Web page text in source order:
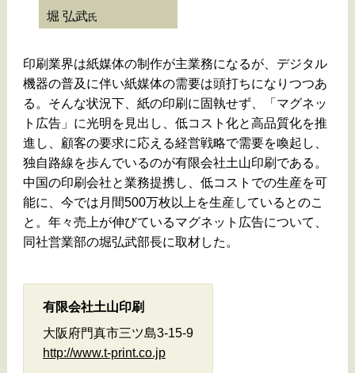
堀 弘武氏
印刷業界は紙媒体の制作が主業務になるが、デジタル
機器の普及に伴い紙媒体の需要は頭打ちになりつつあ
る。そんな状況下、紙の印刷に固執せず、「マグネッ
ト広告」に光明を見出し、低コスト化と高品質化を推
進し、顧客の要求に応える経営戦略で需要を喚起し、
独自路線を歩んでいるのが有限会社土山印刷である。
中国の印刷会社と業務提携し、低コストでの生産を可
能に、今では月間500万枚以上を生産しているとのこ
と。年々売上が伸びているマグネット広告について、
同社営業部の堀弘武部長に取材した。
有限会社土山印刷
大阪府門真市三ツ島3-15-9
http://www.t-print.co.jp